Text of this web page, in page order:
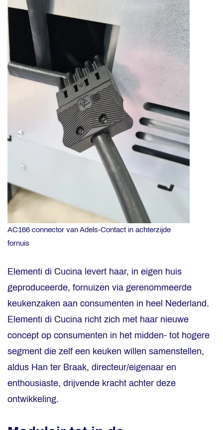
AC166 connector van Adels-Contact in achterzijde
fornuis
Elementi di Cucina levert haar, in eigen huis
geproduceerde, fornuizen via gerenommeerde
keukenzaken aan consumenten in heel Nederland.
Elementi di Cucina richt zich met haar nieuwe
concept op consumenten in het midden- tot hogere
segment die zelf een keuken willen samenstellen,
aldus Han ter Braak, directeur/eigenaar en
enthousiaste, drijvende kracht achter deze
ontwikkeling.